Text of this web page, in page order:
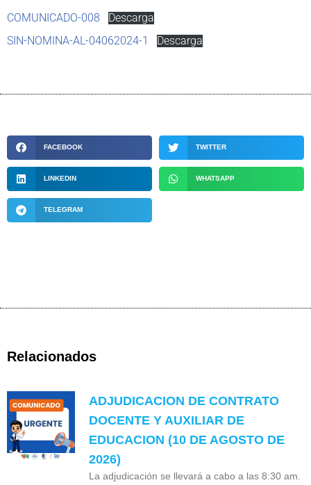
COMUNICADO-008
Descarga
SIN-NOMINA-AL-04062024-1
Descarga
FACEBOOK TWITTER
LINKEDIN WHATSAPP
TELEGRAM
Relacionados
ADJUDICACION DE CONTRATO
DOCENTE Y AUXILIAR DE
EDUCACION (10 DE AGOSTO DE
2026)
La adjudicación se llevará a cabo a las 8:30 am.